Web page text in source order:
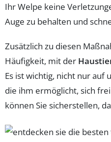
Ihr Welpe keine
Auge zu behalten und
Zusätzlich zu diesen
Häufigkeit, mit der
Es ist wichtig, nicht nur
die ihm ermöglicht, sich
können Sie sicherstellen,